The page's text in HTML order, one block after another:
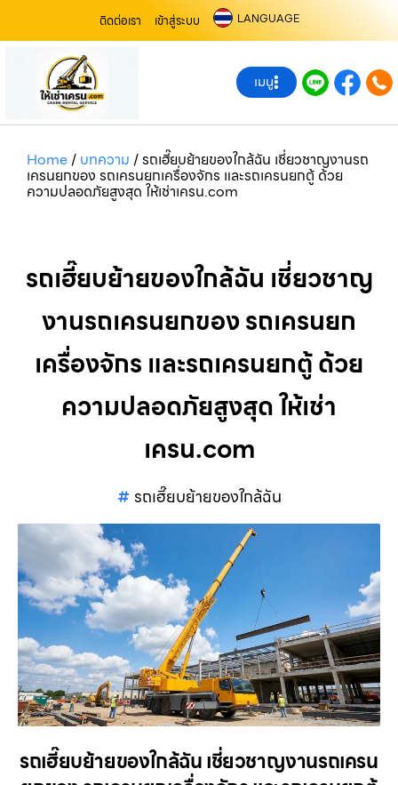
ติดต่อเรา เข้าสู่ระบบ LANGUAGE
เมนู
Home/ บทความ /รถเฮี๊ยบย้ายของใกล้ฉัน เชี่ยวชาญงานรถ
เครนยกของ รถเครนยกเครื่องจักร และรถเครนยกตู้ ด้วย
ความปลอดภัยสูงสุด ให้เช่าเครน.com
รถเฮี๊ยบย้ายของใกล้ฉัน เชี่ยวชาญ
งานรถเครนยกของ รถเครนยก
เครื่องจักร และรถเครนยกตู้ ด้วย
ความปลอดภัยสูงสุด ให้เช่า
เครน.com
รถเฮี๊ยบย้ายของใกล้ฉัน
รถเฮี๊ยบย้ายของใกล้ฉัน เชี่ยวชาญงานรถเครน